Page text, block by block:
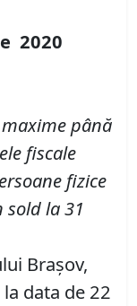
2020
până
fiscale
fizice
la 31
Brașov,
data de 22